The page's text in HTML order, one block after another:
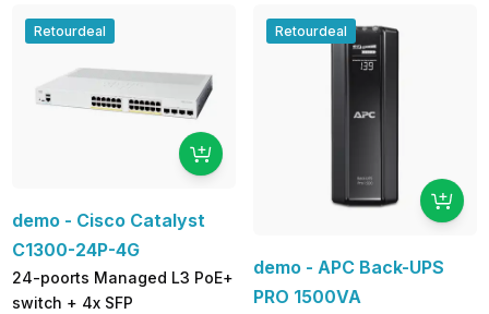
Retourdeal
demo - Cisco Catalyst
C1300-24P-4G
24-poorts Managed L3 PoE+
switch + 4x SFP
Retourdeal
demo - APC Back-UPS
PRO 1500VA